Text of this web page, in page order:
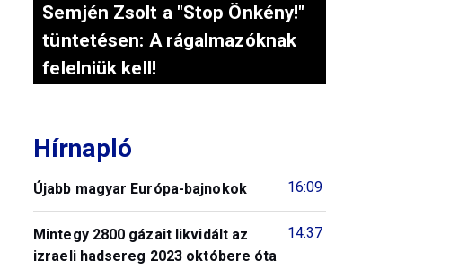
Semjén Zsolt a "Stop Önkény!"
tüntetésen: A rágalmazóknak
felelniük kell!
Hírnapló
16:09
Újabb magyar Európa-bajnokok
14:37
Mintegy 2800 gázait likvidált az
izraeli hadsereg 2023 októbere óta